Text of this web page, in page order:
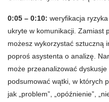
0:05 – 0:10: weryfikacja
ukryte w komunikacji. Zamiast
możesz wykorzystać sztuczną
poproś asystenta o analizę.
może przeanalizować
podsumować wątki, w których
jak „problem”, „opóźnienie”,